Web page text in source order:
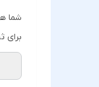
شما
برای